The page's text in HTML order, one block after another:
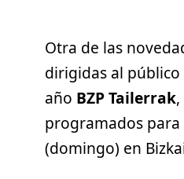
Otra de las
dirigidas al público
año BZP Tailerrak
programados para
(domingo) en